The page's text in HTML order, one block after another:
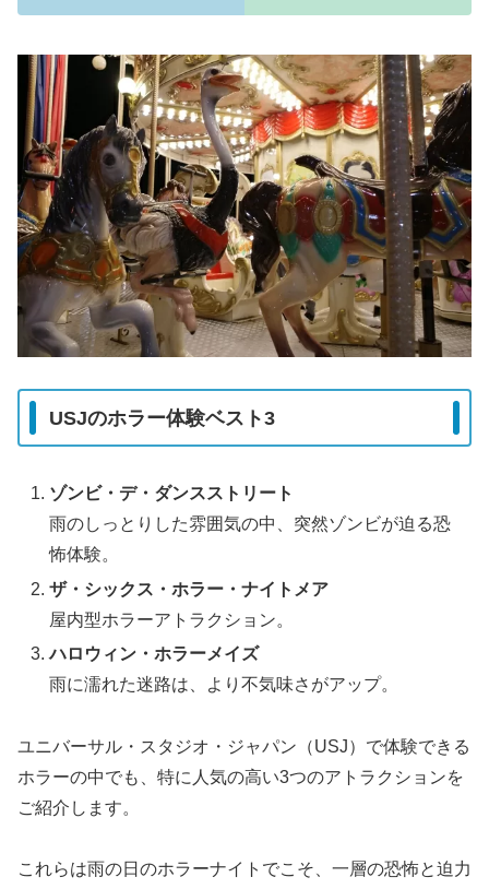
USJのホラー体験ベスト3
ゾンビ・デ・ダンスストリート
雨のしっとりした雰囲気の中、突然ゾンビが迫る恐
怖体験。
ザ・シックス・ホラー・ナイトメア
屋内型ホラーアトラクション。
ハロウィン・ホラーメイズ
雨に濡れた迷路は、より不気味さがアップ。
ユニバーサル・スタジオ・ジャパン（USJ）で体験できる
ホラーの中でも、特に人気の高い3つのアトラクションを
ご紹介します。
これらは雨の日のホラーナイトでこそ、一層の恐怖と迫力